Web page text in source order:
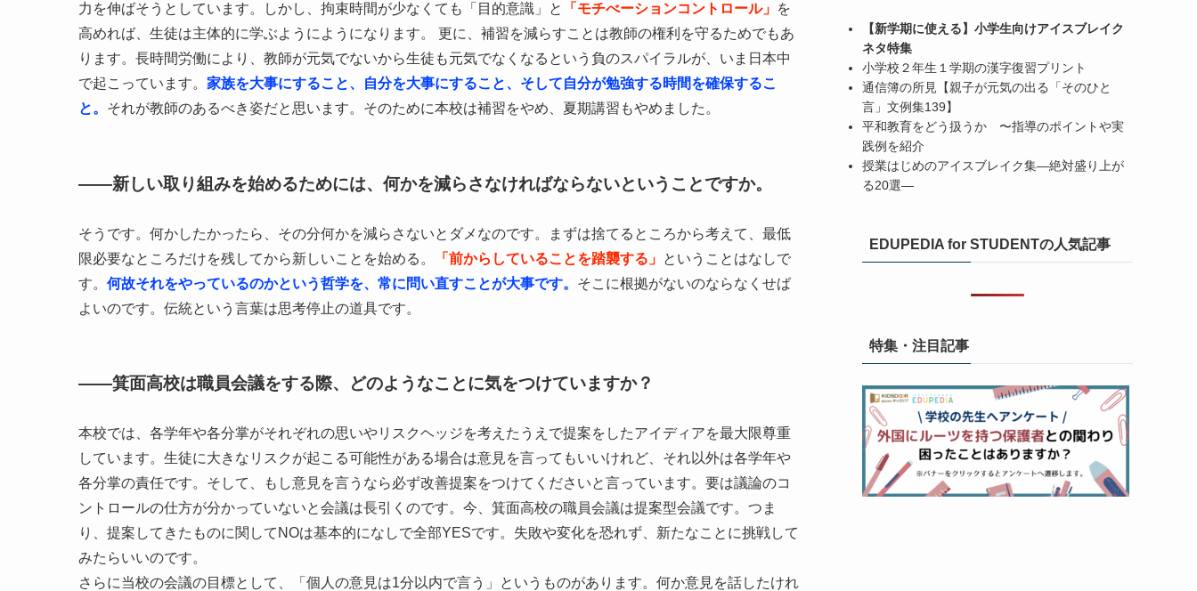
力を伸ばそうとしています。しかし、拘束時間が少なくても「目的意識」と
「モチべーションコントロール」 を
高めれば、生徒は主体的に学ぶようにようになります。 更に、補習を減らすことは教師の権利を守るためでもあ
ります。長時間労働により、教師が元気でないから生徒も元気でなくなるという負のスパイラルが、いま日本中
で起こっています。 家族を大事にすること、自分を大事にすること、そして自分が勉強する時間を確保するこ
と。 それが教師のあるべき姿だと思います。そのために本校は補習をやめ、夏期講習もやめました。
——新しい取り組みを始めるためには、何かを減らさなければならないということですか。
そうです。何かしたかったら、その分何かを減らさないとダメなのです。まずは捨てるところから考えて、最低
限必要なところだけを残してから新しいことを始める。
「前からしていることを踏襲する」 ということはなしで
す。 何故それをやっているのかという哲学を、常に問い直すことが大事です。 そこに根拠がないのならなくせば
よいのです。伝統という言葉は思考停止の道具です。
——箕面高校は職員会議をする際、どのようなことに気をつけていますか？
本校では、各学年や各分掌がそれぞれの思いやリスクヘッジを考えたうえで提案をしたアイディアを最大限尊重
しています。生徒に大きなリスクが起こる可能性がある場合は意見を言ってもいいけれど、それ以外は各学年や
各分掌の責任です。そして、もし意見を言うなら必ず改善提案をつけてくださいと言っています。要は議論のコ
ントロールの仕方が分かっていないと会議は長引くのです。今、箕面高校の職員会議は提案型会議です。つま
り、提案してきたものに関してNOは基本的になしで全部YESです。失敗や変化を恐れず、新たなことに挑戦して
みたらいいのです。
さらに当校の会議の目標として、「個人の意見は1分以内で言う」というものがあります。何か意見を話したけれ
【新学期に使える】小学生向けアイスブレイク
ネタ特集
小学校２年生１学期の漢字復習プリント
通信簿の所見【親子が元気の出る「そのひと
言」文例集139】
平和教育をどう扱うか 〜指導のポイントや実
践例を紹介
授業はじめのアイスブレイク集―絶対盛り上が
る20選―
EDUPEDIA for STUDENTの人気記事
特集・注目記事